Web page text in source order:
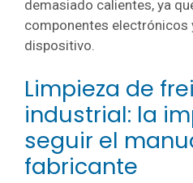
demasiado calientes, ya
componentes electrónicos
dispositivo.
Limpieza de
industrial: la
seguir el
fabricante